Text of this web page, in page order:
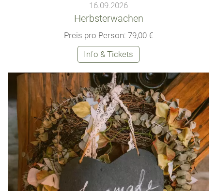
16.09.2026
Herbsterwachen
Preis pro Person: 79,00 €
Info & Tickets